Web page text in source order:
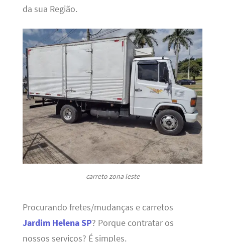
da sua Região.
carreto zona leste
Procurando fretes/mudanças e carretos
Jardim Helena SP? Porque contratar os
nossos serviços? É simples.